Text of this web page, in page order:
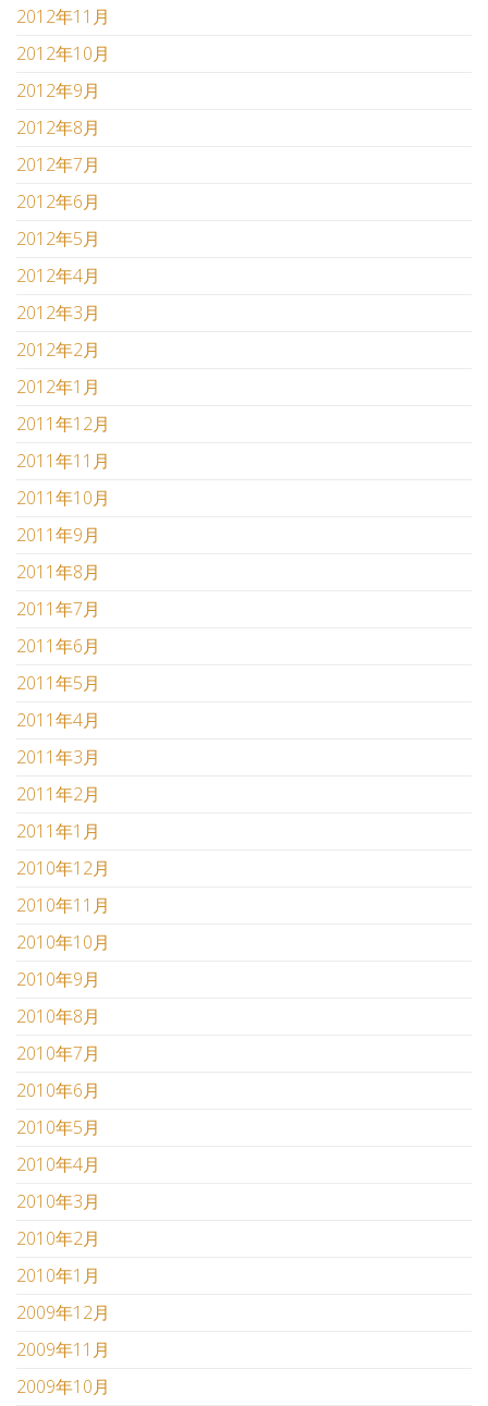
2012年11月
2012年10月
2012年9月
2012年8月
2012年7月
2012年6月
2012年5月
2012年4月
2012年3月
2012年2月
2012年1月
2011年12月
2011年11月
2011年10月
2011年9月
2011年8月
2011年7月
2011年6月
2011年5月
2011年4月
2011年3月
2011年2月
2011年1月
2010年12月
2010年11月
2010年10月
2010年9月
2010年8月
2010年7月
2010年6月
2010年5月
2010年4月
2010年3月
2010年2月
2010年1月
2009年12月
2009年11月
2009年10月